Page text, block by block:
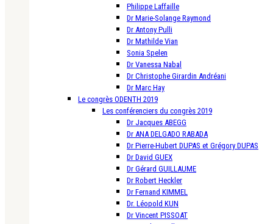
Philippe Laffaille
Dr Marie-Solange Raymond
Dr Antony Pulli
Dr Mathilde Vian
Sonia Spelen
Dr Vanessa Nabal
Dr Christophe Girardin Andréani
Dr Marc Hay
Le congrès ODENTH 2019
Les conférenciers du congrès 2019
Dr Jacques ABEGG
Dr ANA DELGADO RABADA
Dr Pierre-Hubert DUPAS et Grégory DUPAS
Dr David GUEX
Dr Gérard GUILLAUME
Dr Robert Heckler
Dr Fernand KIMMEL
Dr. Léopold KUN
Dr Vincent PISSOAT